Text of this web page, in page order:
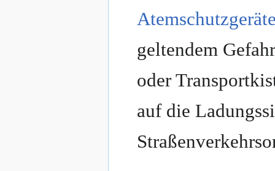
geltendem
oder
auf die